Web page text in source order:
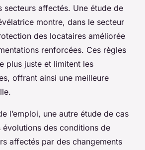
secteurs affectés. Une étude de
montre, dans le secteur
des locataires améliorée
renforcées. Ces règles
plus juste et limitent les
offrant ainsi une meilleure
l’emploi, une autre étude de cas
évolutions des conditions de
affectés par des changements